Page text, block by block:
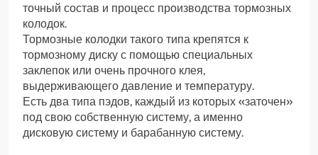
точный состав и процесс производства тормозных
колодок.
Тормозные колодки такого типа крепятся к
тормозному диску с помощью специальных
заклепок или очень прочного клея,
выдерживающего давление и температуру.
Есть два типа пэдов, каждый из которых «заточен»
под свою собственную систему, а именно
дисковую систему и барабанную систему.